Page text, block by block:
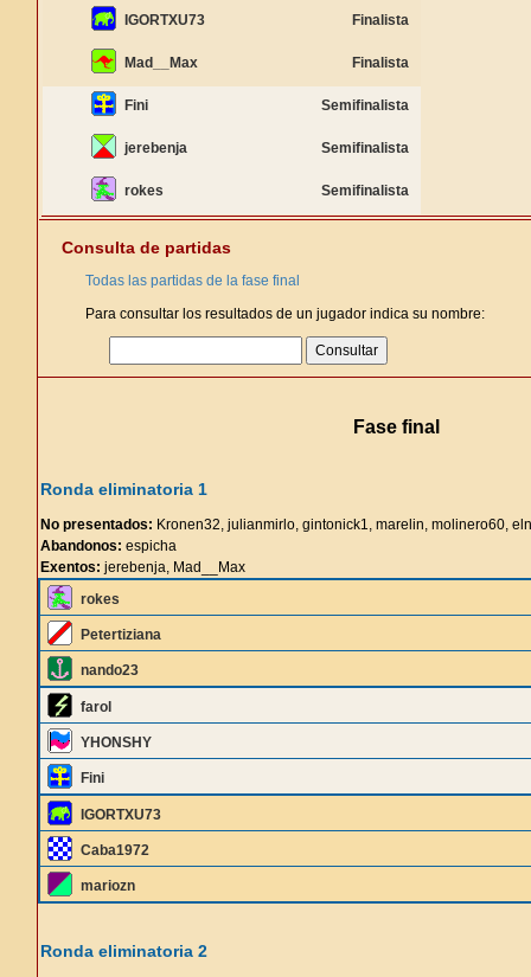
IGORTXU73 Finalista
Mad__Max Finalista
Fini Semifinalista
jerebenja Semifinalista
rokes Semifinalista
Consulta de partidas
Todas las partidas de la fase final
Para consultar los resultados de un jugador indica su nombre:
Fase final
Ronda eliminatoria 1
No presentados: Kronen32, julianmirlo, gintonick1, marelin, molinero60,
Abandonos: espicha
Exentos: jerebenja, Mad__Max
rokes
Petertiziana
nando23
farol
YHONSHY
Fini
IGORTXU73
Caba1972
mariozn
Ronda eliminatoria 2